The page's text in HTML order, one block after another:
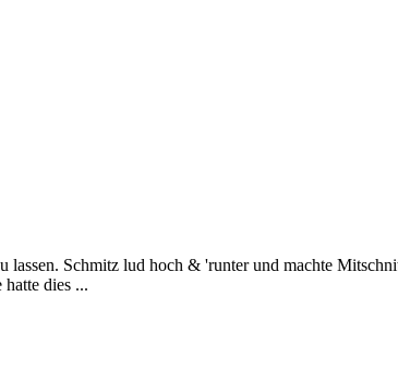
Schmitz lud hoch & 'runter und machte
dies ...